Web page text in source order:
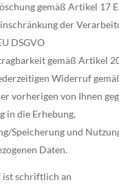
gemäß Artikel 17
der
DSGVO
gemäß Artikel
Widerruf
vorherigen von Ihnen
in die Erhebung,
Speicherung und
Daten.
schriftlich an